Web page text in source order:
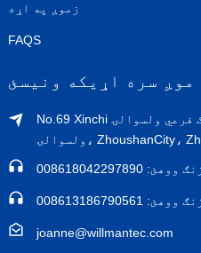
زموږ په اړه
FAQS
موږ سره اړیکه ونیسئ
No.69 Xinchi سړک، د دونګانګ فرعي ولسوالۍ، Putuo
joanne@willmantec.com